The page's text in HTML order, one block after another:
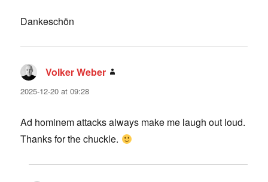
Dankeschön
Volker Weber
2025-12-20 at 09:28
Ad hominem attacks always make me laugh out loud.
Thanks for the chuckle.